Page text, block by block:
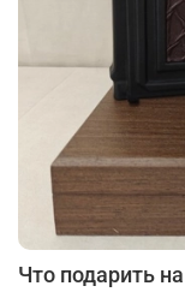
Что подарить